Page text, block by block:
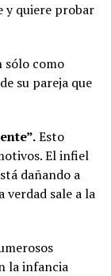
y quiere probar
sólo como
su pareja que
Esto
El infiel
dañando a
verdad sale a la
la infancia